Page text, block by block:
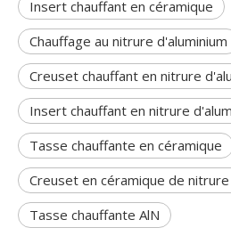
Insert chauffant en céramique
Chauffage au nitrure d'aluminium
Creuset chauffant en nitrure
Insert chauffant en nitrure
Tasse chauffante en céramique
Creuset en céramique de nitrure
Tasse chauffante AlN